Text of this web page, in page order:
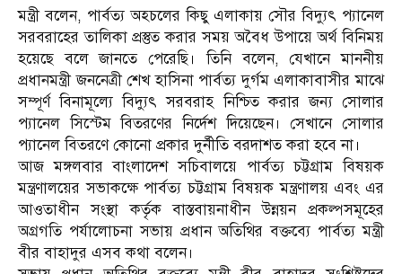
মন্ত্রী বলেন, পার্বত্য অহ্চলের কিছু এলাকায় সৌর বিদ্যুৎ প্যানেল
সরবরাহের তালিকা প্রস্তুত করার সময় অবৈধ উপায়ে অর্থ বিনিময়
হয়েছে বলে জানতে পেরেছি। তিনি বলেন, যেখানে মাননীয়
প্রধানমন্ত্রী জননেত্রী শেখ হাসিনা পার্বত্য দুর্গম এলাকাবাসীর মাঝে
সম্পূর্ণ বিনামূল্যে বিদ্যুৎ সরবরাহ নিশ্চিত করার জন্য সোলার
প্যানেল সিস্টেম বিতরণের নির্দেশ দিয়েছেন। সেখানে সোলার
প্যানেল বিতরণে কোনো প্রকার দুর্নীতি বরদাশত করা হবে না।
আজ মঙ্গলবার বাংলাদেশ সচিবালয়ে পার্বত্য চট্টগ্রাম বিষয়ক
মন্ত্রণালয়ের সভাকক্ষে পার্বত্য চট্টগ্রাম বিষয়ক মন্ত্রণালয় এবং এর
আওতাধীন সংস্থা কর্তৃক বাস্তবায়নাধীন উন্নয়ন প্রকল্পসমূহের
অগ্রগতি পর্যালোচনা সভায় প্রধান অতিথির বক্তব্যে পার্বত্য মন্ত্রী
বীর বাহাদুর এসব কথা বলেন।